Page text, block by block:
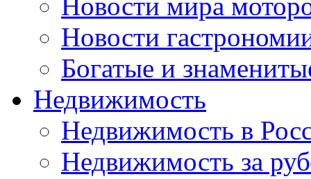
Новости
Богатые и
Недвижимость
Недвижимость в
Недвижимость за